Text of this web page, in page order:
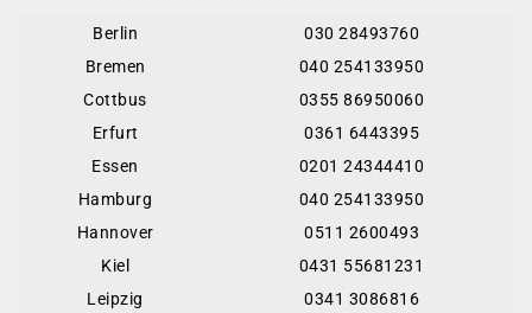
Berlin
030 28493760
Bremen
040 254133950
Cottbus
0355 86950060
Erfurt
0361 6443395
Essen
0201 24344410
Hamburg
040 254133950
Hannover
0511 2600493
Kiel
0431 55681231
Leipzig
0341 3086816